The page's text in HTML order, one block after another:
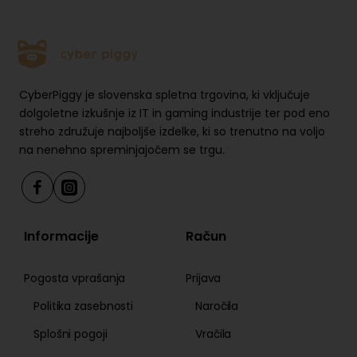
je potreben za radijsko napravo, do maksimalno 3 W
za doseganje najvišje hitrosti polnjenja
CyberPiggy je slovenska spletna trgovina, ki vključuje
dolgoletne izkušnje iz IT in gaming industrije ter pod eno
streho združuje najboljše izdelke, ki so trenutno na voljo
na nenehno spreminjajočem se trgu.
Informacije
Pogosta vprašanja
Politika zasebnosti
Splošni pogoji
Račun
Prijava
Naročila
Vračila